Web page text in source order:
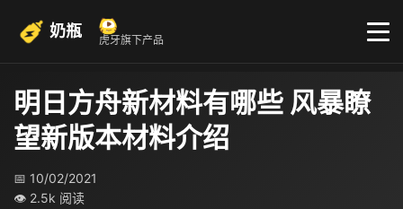
奶瓶 虎牙旗下产品
明日方舟新材料有哪些 风暴瞭
望新版本材料介绍
📅 10/02/2021
👁 2.5k 阅读